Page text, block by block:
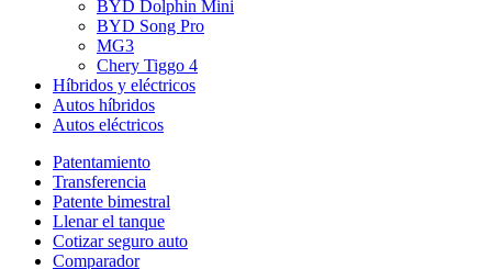
BYD Dolphin Mini
BYD Song Pro
MG3
Chery Tiggo 4
Híbridos y eléctricos
Autos híbridos
Autos eléctricos
Patentamiento
Transferencia
Patente bimestral
Llenar el tanque
Cotizar seguro auto
Comparador